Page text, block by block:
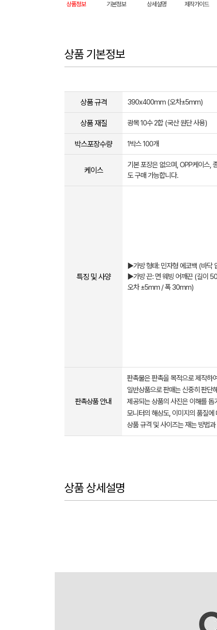
상품정보 기본정보 상세설명 제작가이드
상품 기본정보
상품 규격 390x400mm (오차±5mm​)
상품 재질 광목 10수 2합 (국산 원단 사용)
박스포장수량 1박스 100개
케이스
기본 포장은 없으며, OPP케이스,
도 구매 가능합니다.
특징 및 사양
▶가방 형태: 민자형 에코백 (바닥
▶가방 끈: 면 웨빙 어깨끈 (길이
오차 ±5mm / 폭 30mm)
판촉상품 안내
판촉물은 판촉을 목적으로 제작하
일반상품으로 판매는 신중히 판단
제공되는 상품의 사진은 이해를
모니터의 해상도, 이미지의 품질
상품 규격 및 사이즈는 재는 방법
상품 상세설명